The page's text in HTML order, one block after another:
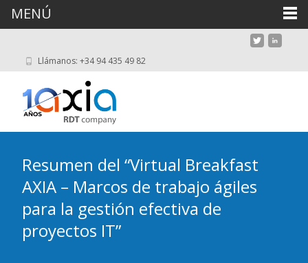
Llámanos: +34 94 435 49 82
Resumen del “Virtual Breakfast
AXIA – Marcos de trabajo ágiles
para la gestión efectiva de
proyectos IT”
MENÚ